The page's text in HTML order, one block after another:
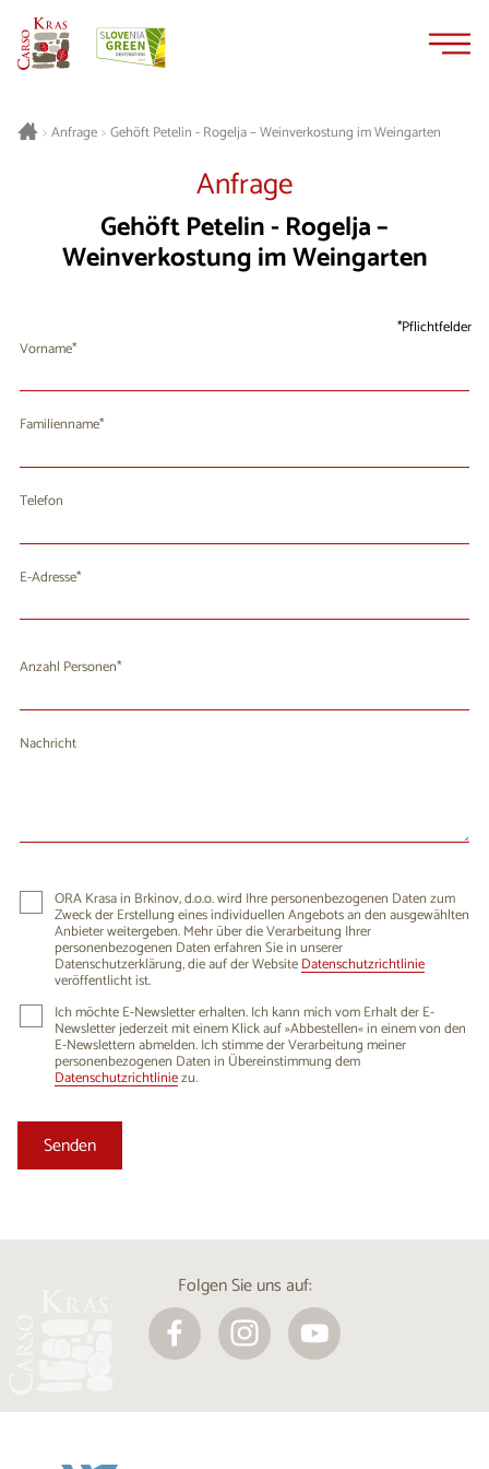
>Anfrage> Gehöft Petelin - Rogelja – Weinverkostung im Weingarten
Anfrage
Gehöft Petelin - Rogelja –
Weinverkostung im Weingarten
Pflichtfelder
Vorname
Familienname
Telefon
E-Adresse
Anzahl Personen
Nachricht
ORA Krasa in Brkinov, d.o.o. wird Ihre personenbezogenen Daten zum
Zweck der Erstellung eines individuellen Angebots an den ausgewählten
Anbieter weitergeben. Mehr über die Verarbeitung Ihrer
personenbezogenen Daten erfahren Sie in unserer
Datenschutzerklärung, die auf der WebsiteDatenschutzrichtlinie
veröffentlicht ist.
Ich möchte E-Newsletter erhalten. Ich kann mich vom Erhalt der E-
Newsletter jederzeit mit einem Klick auf »Abbestellen« in einem von den
E-Newslettern abmelden. Ich stimme der Verarbeitung meiner
personenbezogenen Daten in Übereinstimmung dem
Datenschutzrichtliniezu.
Folgen Sie uns auf: